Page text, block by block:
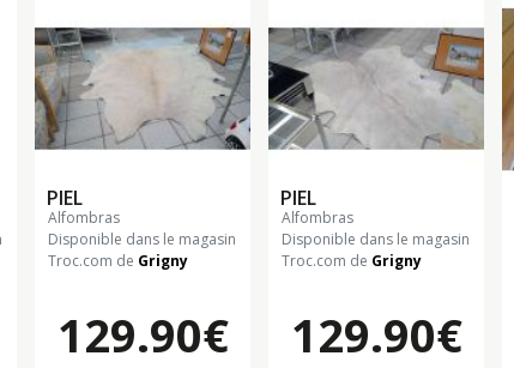
PIEL
alfombras
Disponible dans le magasin
Troc.com de Grigny
129.90€
PIEL
alfombras
Disponible dans le magasin
Troc.com de Grigny
129.90€